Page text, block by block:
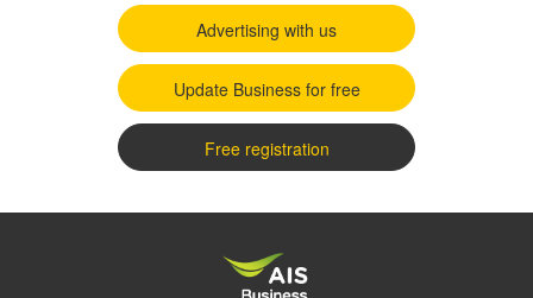
Advertising with us
Update Business for free
Free registration